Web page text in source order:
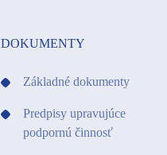
DOKUMENTY
Základné dokumenty
Predpisy upravujúce
podpornú činnosť